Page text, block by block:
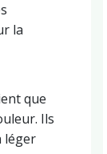
la
que
Ils
léger